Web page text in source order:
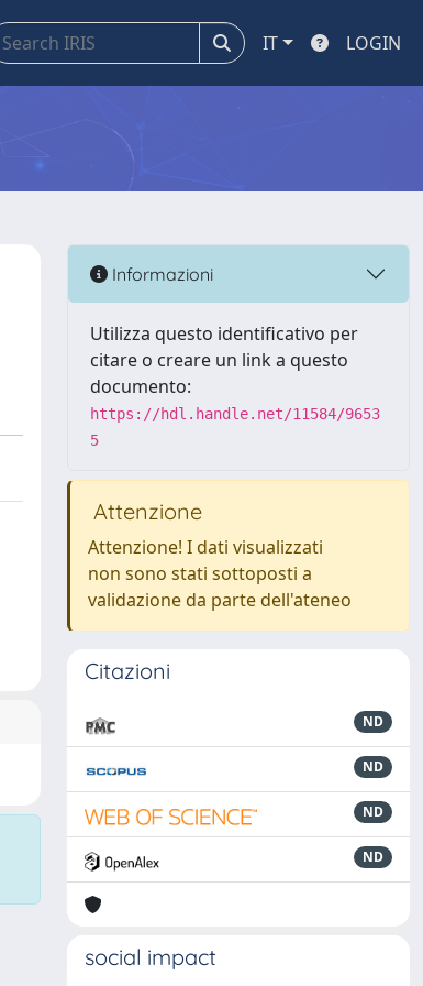
IT LOGIN
Informazioni
Utilizza questo identificativo per
citare o creare un link a questo
documento:
https://hdl.handle.net/11584/9653
5
Attenzione
Attenzione! I dati visualizzati
non sono stati sottoposti a
validazione da parte dell'ateneo
Citazioni
ND
ND
ND
ND
social impact